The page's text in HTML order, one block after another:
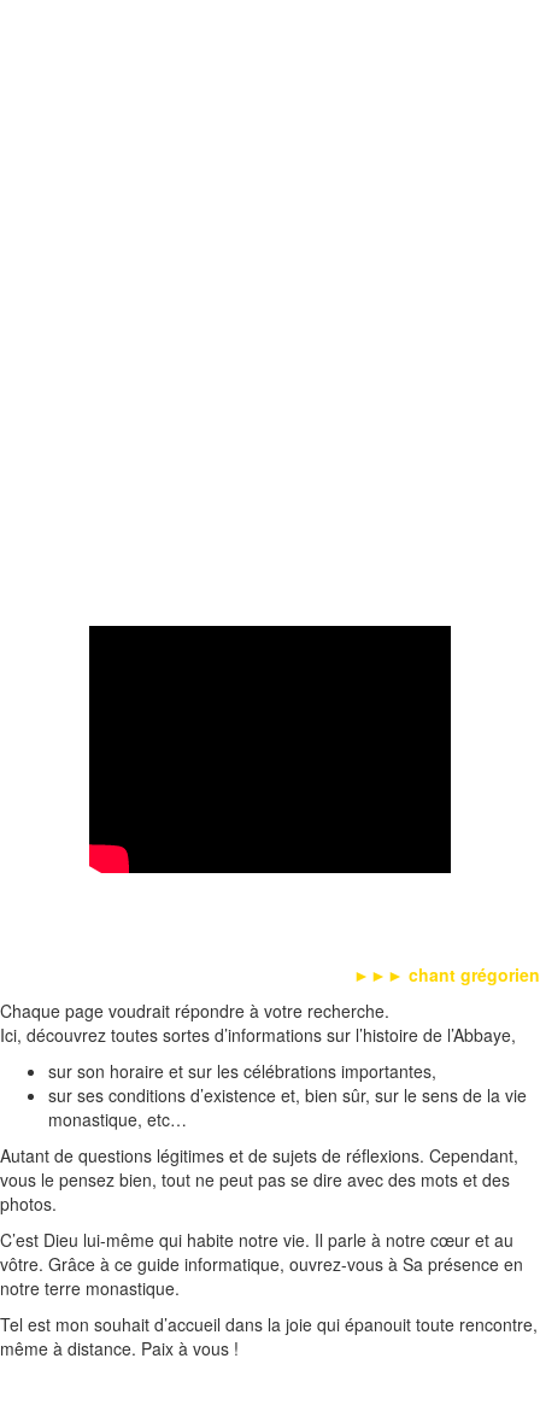
►►► chant grégorien
Chaque page voudrait répondre à votre recherche.
Ici, découvrez toutes sortes d’informations sur l’histoire de l’Abbaye,
sur son horaire et sur les célébrations importantes,
sur ses conditions d’existence et, bien sûr, sur le sens de la vie
monastique, etc…
Autant de questions légitimes et de sujets de réﬂexions. Cependant,
vous le pensez bien, tout ne peut pas se dire avec des mots et des
photos.
C’est Dieu lui-même qui habite notre vie. Il parle à notre cœur et au
vôtre. Grâce à ce guide informatique, ouvrez-vous à Sa présence en
notre terre monastique.
Tel est mon souhait d’accueil dans la joie qui épanouit toute rencontre,
même à distance. Paix à vous !